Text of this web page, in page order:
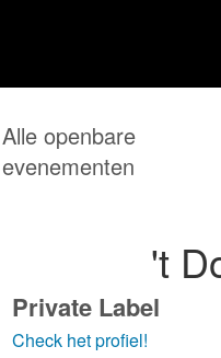
Alle openbare
evenementen
't
Private Label
Check het profiel!